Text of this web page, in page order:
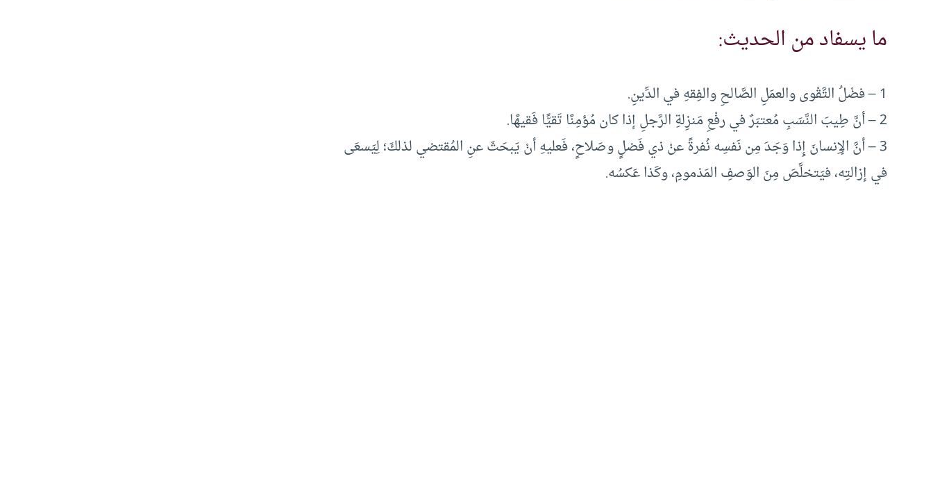
ما يسفاد من الحديث:
1 – فضْلُ التَّقْوى والعمَلِ الصَّالحِ والفِقهِ في الدِّينِ.
2 – أنَّ طِيبَ النَّسَبِ مُعتبَرٌ في رفْعِ مَنزِلةِ الرَّجلِ إذا كان مُؤمِنًا تَقيًّا فَقيهًا.
3 – أنَّ الإِنسانَ إِذا وَجَدَ مِن نَفسِه نُفرةً عنْ ذي فَضلٍ وصَلاحٍ، فَعليهِ أنْ يَبحَثَ عنِ المُقتضي لذلكَ؛ لِيَسعَى
في إزالتِه، فيَتخلَّصَ مِنَ الوَصفِ المَذمومِ، وكَذا عَكسُه.